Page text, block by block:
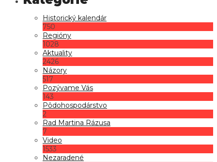
Historický kalendár
750
Regióny
1028
Aktuality
2426
Názory
517
Pozývame Vás
143
Pôdohospodárstvo
2
Rad Martina Rázusa
7
Video
1533
Nezaradené